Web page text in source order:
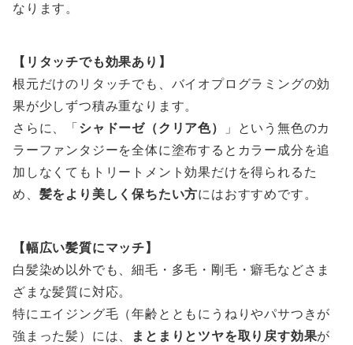
なります。
【リタッチでも効果あり】
根元だけのリタッチでも、バイオプログラミングの効
果が少しずつ積み重なります。
さらに、「シャドーゼ（クリア色）
」という無色のカ
ラーファンタジーを全体に塗布するとカラー成分を追
加しなくてもトリートメント効果だけを得られるた
め、 髪をより美しく保ちたい方にはおすすめです。
【幅広い髪質にマッチ】
白髪染め以外でも、細毛・多毛・剛毛・癖毛などさま
ざまな髪質に対応。
特にエイジング毛（年齢とともにうねりやパサつきが
強まった髪）には、
まとまりとツヤを取り戻す効果が